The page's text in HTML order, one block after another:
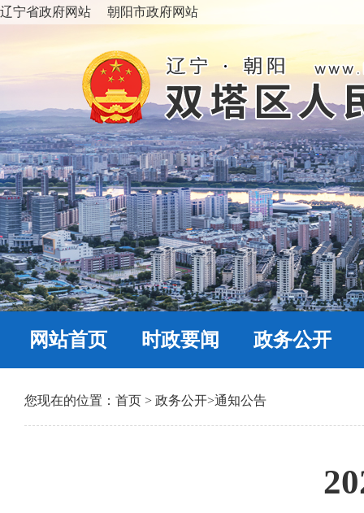
辽宁省政府网站 朝阳市政府网站
网站首页 时政要闻 政务公开
您现在的位置： 首页 > 政务公开>通知公告